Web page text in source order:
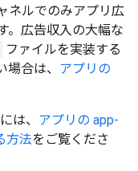
ネルでのみアプリ広
。広告収入の大幅な
ファイルを実装する
合は、 アプリの
は、 アプリの app-
方法をご覧くださ